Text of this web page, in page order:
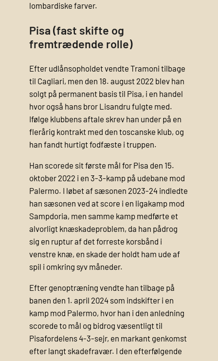
lombardiske farver.
Pisa (fast skifte og
fremtrædende rolle)
Efter udlånsopholdet vendte Tramoni tilbage
til Cagliari, men den 18. august 2022 blev han
solgt på permanent basis til Pisa, i en handel
hvor også hans bror Lisandru fulgte med.
Ifølge klubbens aftale skrev han under på en
flerårig kontrakt med den toscanske klub, og
han fandt hurtigt fodfæste i truppen.
Han scorede sit første mål for Pisa den 15.
oktober 2022 i en 3-3-kamp på udebane mod
Palermo. I løbet af sæsonen 2023-24 indledte
han sæsonen ved at score i en ligakamp mod
Sampdoria, men samme kamp medførte et
alvorligt knæskadeproblem, da han pådrog
sig en ruptur af det forreste korsbånd i
venstre knæ, en skade der holdt ham ude af
spil i omkring syv måneder.
Efter genoptræning vendte han tilbage på
banen den 1. april 2024 som indskifter i en
kamp mod Palermo, hvor han i den anledning
scorede to mål og bidrog væsentligt til
Pisafordelens 4-3-sejr, en markant genkomst
efter langt skadefravær. I den efterfølgende